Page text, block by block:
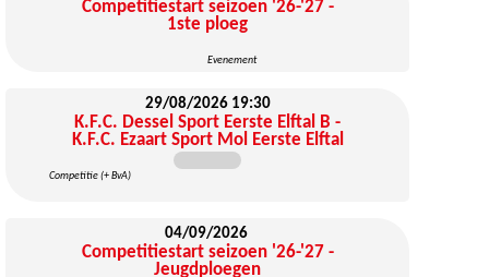
Competitiestart seizoen '26-'27 -
1ste ploeg
Evenement
29/08/2026 19:30
K.F.C. Dessel Sport Eerste Elftal B -
K.F.C. Ezaart Sport Mol Eerste Elftal
Competitie (+ BvA)
04/09/2026
Competitiestart seizoen '26-'27 -
Jeugdploegen